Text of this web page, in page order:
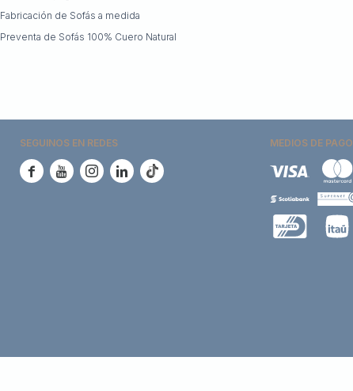
Fabricación de Sofás a medida
Preventa de Sofás 100% Cuero Natural
SEGUINOS EN REDES
    
MEDIOS DE PAGO